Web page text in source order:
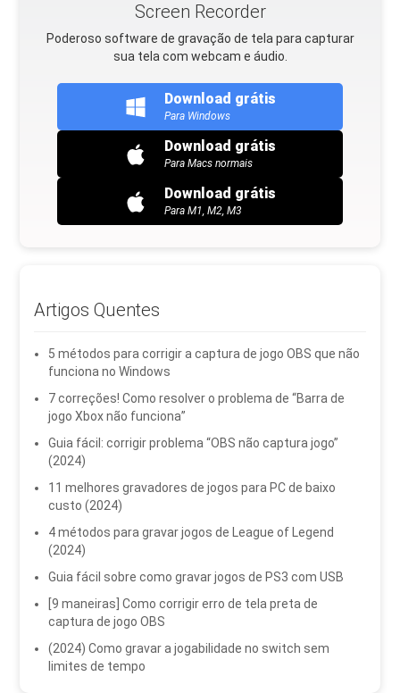
Screen Recorder
Poderoso software de gravação de tela para capturar
sua tela com webcam e áudio.
Download grátis
Para Windows
Download grátis
Para Macs normais
Download grátis
Para M1, M2, M3
Artigos Quentes
5 métodos para corrigir a captura de jogo OBS que não
funciona no Windows
7 correções! Como resolver o problema de “Barra de
jogo Xbox não funciona”
Guia fácil: corrigir problema “OBS não captura jogo”
(2024)
11 melhores gravadores de jogos para PC de baixo
custo (2024)
4 métodos para gravar jogos de League of Legend
(2024)
Guia fácil sobre como gravar jogos de PS3 com USB
[9 maneiras] Como corrigir erro de tela preta de
captura de jogo OBS
(2024) Como gravar a jogabilidade no switch sem
limites de tempo